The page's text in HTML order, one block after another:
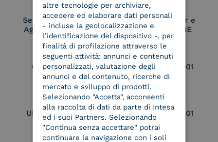
Service Provider e
Aggregatore SPID
Service Provider e
Aggregatore CIE
Conservatore
qualificato
UNI EN ISO 37001
UNI EN ISO 9001 UNI EN ISO 27001
altre tecnologie per archiviare,
accedere ed elaborare dati personali
- incluse la geolocalizzazione e
l’identificazione del dispositivo -, per
finalità di profilazione attraverso le
seguenti attività: annunci e contenuti
personalizzati, valutazione degli
annunci e del contenuto, ricerche di
mercato e sviluppo di prodotti.
Selezionando "Accetta", acconsenti
alla raccolta di dati da parte di Intesa
ed i suoi Partners. Selezionando
"Continua senza accettare" potrai
continuare la navigazione con i soli